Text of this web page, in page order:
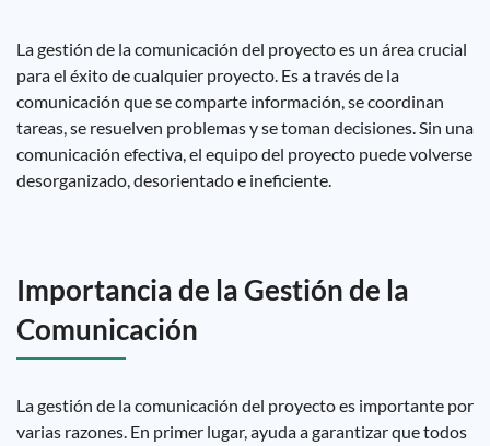
La gestión de la comunicación del proyecto es un área crucial
para el éxito de cualquier proyecto. Es a través de la
comunicación que se comparte información, se coordinan
tareas, se resuelven problemas y se toman decisiones. Sin una
comunicación efectiva, el equipo del proyecto puede volverse
desorganizado, desorientado e ineficiente.
Importancia de la Gestión de la
Comunicación
La gestión de la comunicación del proyecto es importante por
varias razones. En primer lugar, ayuda a garantizar que todos